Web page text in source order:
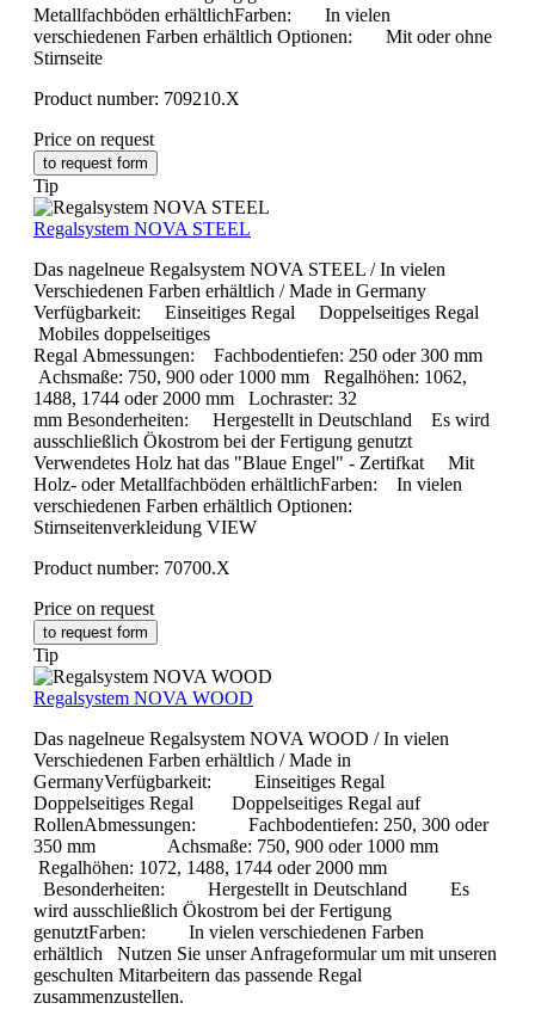
Metallfachböden erhältlichFarben: In vielen
verschiedenen Farben erhältlich Optionen: Mit oder ohne
Stirnseite
Product number: 709210.X
Price on request
to request form
Tip
Regalsystem NOVA STEEL
Das nagelneue Regalsystem NOVA STEEL / In vielen
Verschiedenen Farben erhältlich / Made in Germany
Verfügbarkeit: Einseitiges Regal Doppelseitiges Regal
Mobiles doppelseitiges
Regal Abmessungen: Fachbodentiefen: 250 oder 300 mm
Achsmaße: 750, 900 oder 1000 mm Regalhöhen: 1062,
1488, 1744 oder 2000 mm Lochraster: 32
mm Besonderheiten: Hergestellt in Deutschland Es wird
ausschließlich Ökostrom bei der Fertigung genutzt
Verwendetes Holz hat das "Blaue Engel" - Zertifkat Mit
Holz- oder Metallfachböden erhältlichFarben: In vielen
verschiedenen Farben erhältlich Optionen:
Stirnseitenverkleidung VIEW
Product number: 70700.X
Price on request
to request form
Tip
Regalsystem NOVA WOOD
Das nagelneue Regalsystem NOVA WOOD / In vielen
Verschiedenen Farben erhältlich / Made in
GermanyVerfügbarkeit: Einseitiges Regal
Doppelseitiges Regal Doppelseitiges Regal auf
RollenAbmessungen: Fachbodentiefen: 250, 300 oder
350 mm Achsmaße: 750, 900 oder 1000 mm
Regalhöhen: 1072, 1488, 1744 oder 2000 mm
Besonderheiten: Hergestellt in Deutschland Es
wird ausschließlich Ökostrom bei der Fertigung
genutztFarben: In vielen verschiedenen Farben
erhältlich Nutzen Sie unser Anfrageformular um mit unseren
geschulten Mitarbeitern das passende Regal
zusammenzustellen.